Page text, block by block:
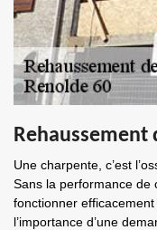
Rehaussement
Une charpente, c’est
Sans la performance de
fonctionner
l’importance d’une